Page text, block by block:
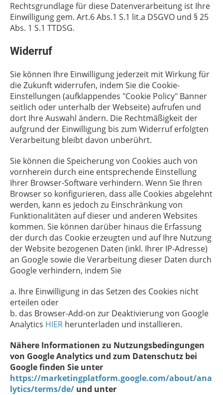
Rechtsgrundlage für diese Datenverarbeitung ist Ihre
Einwilligung gem. Art.6 Abs.1 S.1 lit.a DSGVO und § 25
Abs. 1 S.1 TTDSG.
Widerruf
Sie können Ihre Einwilligung jederzeit mit Wirkung für
die Zukunft widerrufen, indem Sie die Cookie-
Einstellungen (aufklappendes "Cookie Policy" Banner
seitlich oder unterhalb der Webseite) aufrufen und
dort Ihre Auswahl ändern. Die Rechtmäßigkeit der
aufgrund der Einwilligung bis zum Widerruf erfolgten
Verarbeitung bleibt davon unberührt.
Sie können die Speicherung von Cookies auch von
vornherein durch eine entsprechende Einstellung
Ihrer Browser-Software verhindern. Wenn Sie Ihren
Browser so konfigurieren, dass alle Cookies abgelehnt
werden, kann es jedoch zu Einschränkung von
Funktionalitäten auf dieser und anderen Websites
kommen. Sie können darüber hinaus die Erfassung
der durch das Cookie erzeugten und auf Ihre Nutzung
der Website bezogenen Daten (inkl. Ihrer IP-Adresse)
an Google sowie die Verarbeitung dieser Daten durch
Google verhindern, indem Sie
a. Ihre Einwilligung in das Setzen des Cookies nicht
erteilen oder
b. das Browser-Add-on zur Deaktivierung von Google
Analytics HIER herunterladen und installieren.
Nähere Informationen zu Nutzungsbedingungen
von Google Analytics und zum Datenschutz bei
Google finden Sie unter
https://marketingplatform.google.com/about/ana
lytics/terms/de/ und unter